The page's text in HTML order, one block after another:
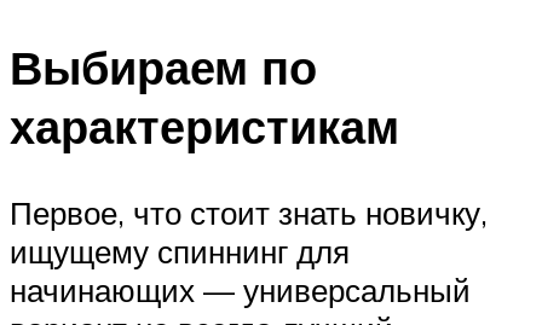
Выбираем по
характеристикам
Первое, что стоит знать новичку,
ищущему спиннинг для
начинающих — универсальный